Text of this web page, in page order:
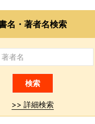
名・著者名検索
>> 詳細検索